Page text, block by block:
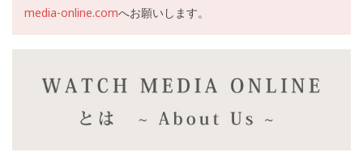
media-online.comへお願いします。